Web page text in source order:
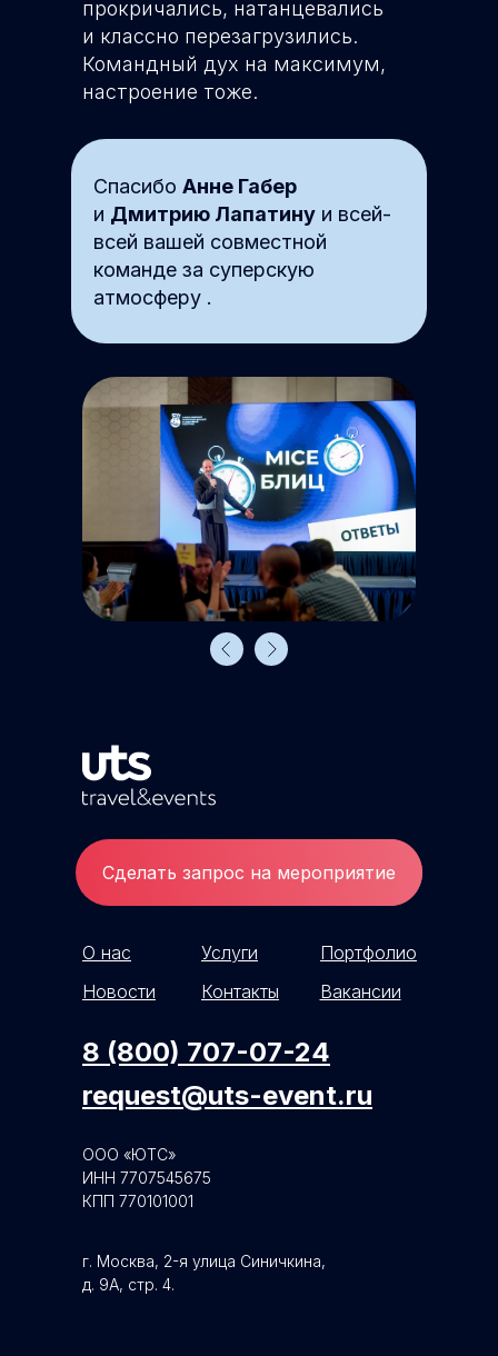
прокричались, натанцевались
и классно перезагрузились.
Командный дух на максимум,
настроение тоже.
Спасибо Анне Габер
и Дмитрию Лапатину и всей-
всей вашей совместной
команде за суперскую
атмосферу .
Сделать запрос на мероприятие
request@uts-event.ru
Контакты
Новости
8 (800) 707-07-24
ООО «ЮТС»
ИНН 7707545675
КПП 770101001
Портфолио
Услуги
О нас
Вакансии
г. Москва, 2-я улица Синичкина,
д. 9А, стр. 4.